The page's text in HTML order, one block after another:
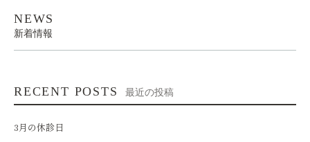
NEWS
新着情報
RECENT POSTS 最近の投稿
3月の休診日